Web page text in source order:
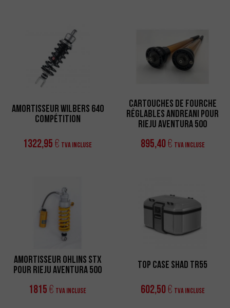
Amortisseur Wilbers 640
Compétition
1322,95 € TVA incluse
Cartouches de fourche
réglables Andreani pour
Rieju Aventura 500
895,40€ TVA incluse
Amortisseur Ohlins STX
pour Rieju Aventura 500
1815 € TVA incluse
Top Case Shad TR55
602,50€ TVA incluse